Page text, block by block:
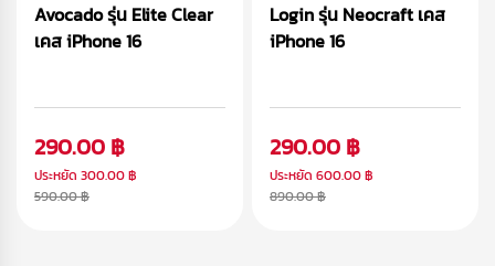
Avocado รุ่น Elite Clear
เคส iPhone 16
290.00 ฿
ประหยัด 300.00 ฿
590.00 ฿
Login รุ่น Neocraft เคส
iPhone 16
290.00 ฿
ประหยัด 600.00 ฿
890.00 ฿